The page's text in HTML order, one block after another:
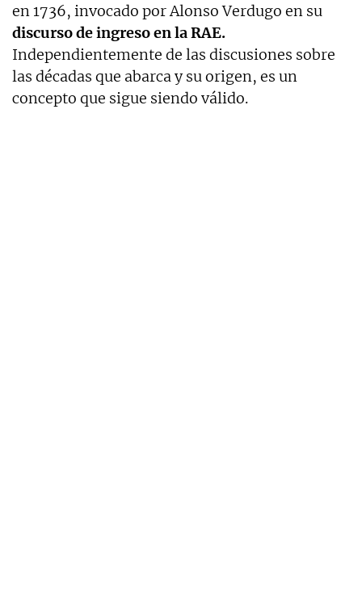
en 1736, invocado por Alonso Verdugo en su
discurso de ingreso en la RAE.
Independientemente de las discusiones sobre
las décadas que abarca y su origen, es un
concepto que sigue siendo válido.